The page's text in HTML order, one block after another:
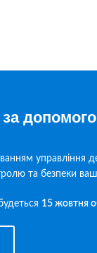
управління
та безпеки
15 жовтня